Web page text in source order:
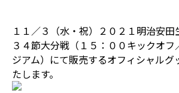
１１／３（水・祝）２０２１明治安
３４節大分戦（１５：００キックオフ
ジアム）にて販売するオフィシャルグ
たします。